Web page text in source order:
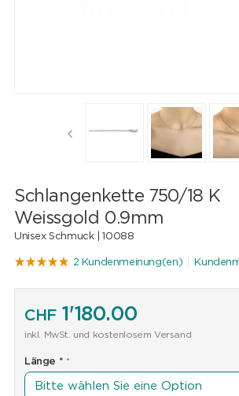
Schlangenkette 750/18 K
Weissgold 0.9mm
Unisex Schmuck |10088
2 Kundenmeinung(en)
CHF1'180.00
inkl. MwSt. und kostenlosem Versand
Länge *